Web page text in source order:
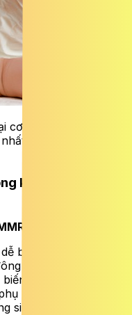
cơ sở y tế, biện
– Hình minh
không thể bỏ
bùng phát thành
trẻ như trường
chứng viêm phổi,
nữ mang thai; quai
sinh sản.